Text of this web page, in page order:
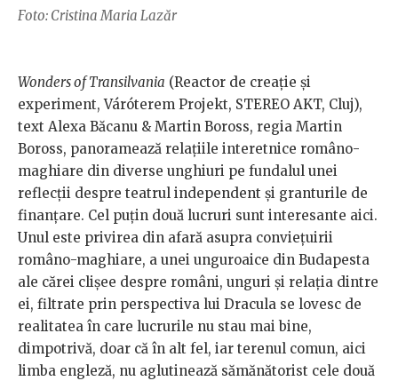
Foto: Cristina Maria Lazăr
Wonders of Transilvania (Reactor de creație și
experiment, Váróterem Projekt, STEREO AKT, Cluj),
text Alexa Băcanu & Martin Boross, regia Martin
Boross, panoramează relațiile interetnice româno-
maghiare din diverse unghiuri pe fundalul unei
reflecții despre teatrul independent și granturile de
finanțare. Cel puțin două lucruri sunt interesante aici.
Unul este privirea din afară asupra conviețuirii
româno-maghiare, a unei unguroaice din Budapesta
ale cărei clișee despre români, unguri și relația dintre
ei, filtrate prin perspectiva lui Dracula se lovesc de
realitatea în care lucrurile nu stau mai bine,
dimpotrivă, doar că în alt fel, iar terenul comun, aici
limba engleză, nu aglutinează sămănătorist cele două